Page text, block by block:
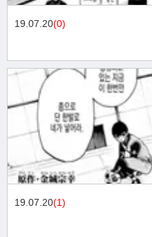
19.07.20(0)
19.07.20(1)